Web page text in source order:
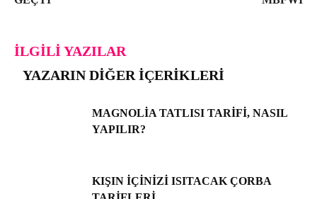
İLGILI YAZILAR
YAZARIN DIĞER İÇERIKLERI
MAGNOLIA TATLISI TARIFI, NASIL
YAPILIR?
KIŞIN İÇINIZI ISITACAK ÇORBA